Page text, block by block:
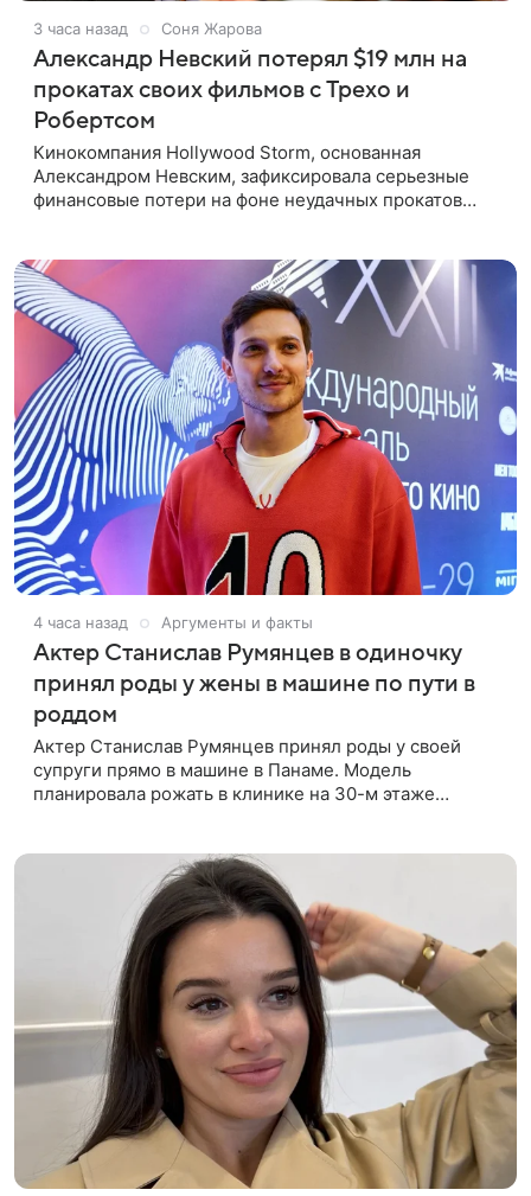
3 часа назад Соня Жарова
Александр Невский потерял $19 млн на
прокатах своих фильмов с Трехо и
Робертсом
Кинокомпания Hollywood Storm, основанная
Александром Невским, зафиксировала серьезные
финансовые потери на фоне неудачных прокатов
4 часа назад Аргументы и факты
Актер Станислав Румянцев в одиночку
принял роды у жены в машине по пути в
роддом
Актер Станислав Румянцев принял роды у своей
супруги прямо в машине в Панаме. Модель
планировала рожать в клинике на 30-м этаже